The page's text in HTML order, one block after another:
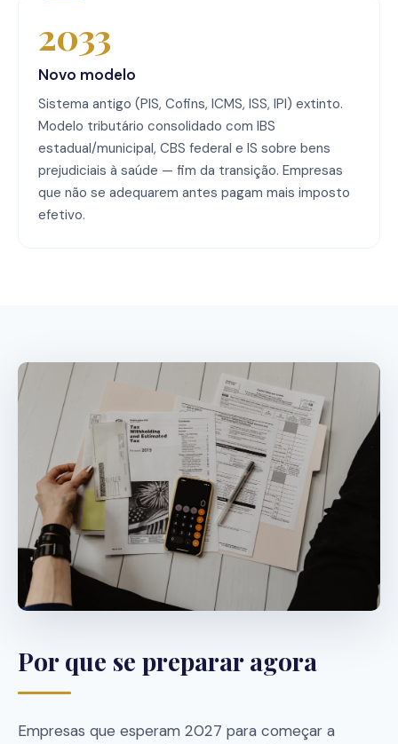
2033
Novo modelo
Sistema antigo (PIS, Cofins, ICMS, ISS, IPI) extinto.
Modelo tributário consolidado com IBS
estadual/municipal, CBS federal e IS sobre bens
prejudiciais à saúde — fim da transição. Empresas
que não se adequarem antes pagam mais imposto
efetivo.
Por que se preparar agora
Empresas que esperam 2027 para começar a